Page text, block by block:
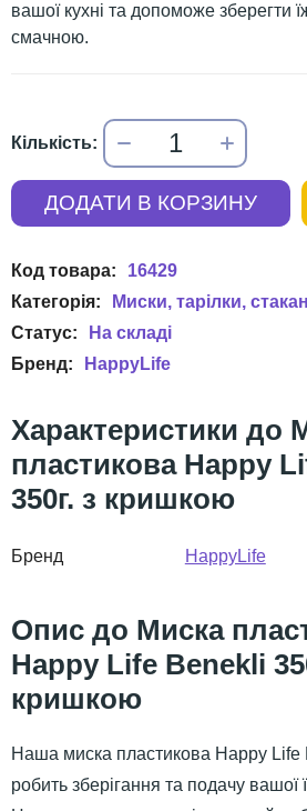
вашої кухні та допоможе зберегти
смачною.
16429
Миски, тарілки,
HappyLife
пластикова Happy
350г. з кришкою
Бренд HappyLife
Миска
Happy Life Benekli
кришкою
Наша миска пластикова Happy
робить зберігання та подачу вашої